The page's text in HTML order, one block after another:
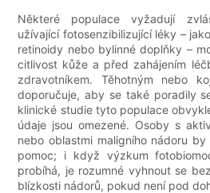
Některé populace vyžadují
užívající fotosenzibilizující léky –
retinoidy nebo bylinné doplňky –
citlivost kůže a před zahájením
zdravotníkem. Těhotným nebo
doporučuje, aby se také poradily
klinické studie tyto populace
údaje jsou omezené. Osoby s
nebo oblastmi maligního nádoru
pomoc; i když výzkum
probíhá, je rozumné vyhnout se
blízkosti nádorů, pokud není pod